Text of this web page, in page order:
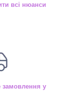
всі нюанси
замовлення у